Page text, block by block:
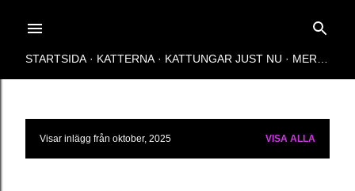
STARTSIDA KATTERNA KATTUNGAR JUST NU MER…
I
Visar inlägg från oktober, 2025 VISA ALLA